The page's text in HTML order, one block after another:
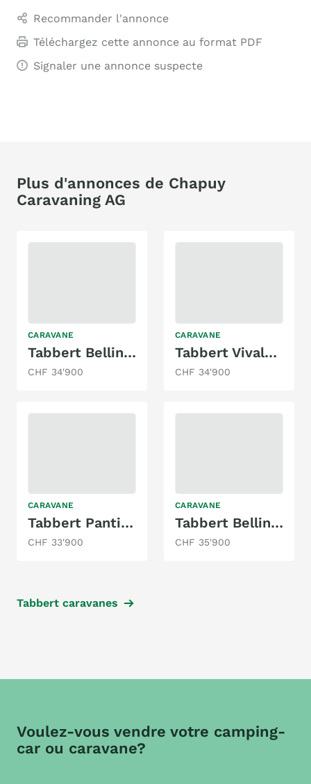
Recommander l'annonce
Téléchargez cette annonce au format PDF
Signaler une annonce suspecte
Plus d'annonces de Chapuy
Caravaning AG
CARAVANE
Tabbert Bellini 620 SD/F
CHF 34'900
CARAVANE
Tabbert Vivaldi 490 TD
CHF 34'900
CARAVANE
Tabbert Pantiga 655 DMK
CHF 33'900
CARAVANE
Tabbert Bellini 620 SD/F
CHF 35'900
Tabbert caravanes
Voulez-vous vendre votre camping-
car ou caravane?